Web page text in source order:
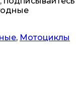
, Мотоциклы